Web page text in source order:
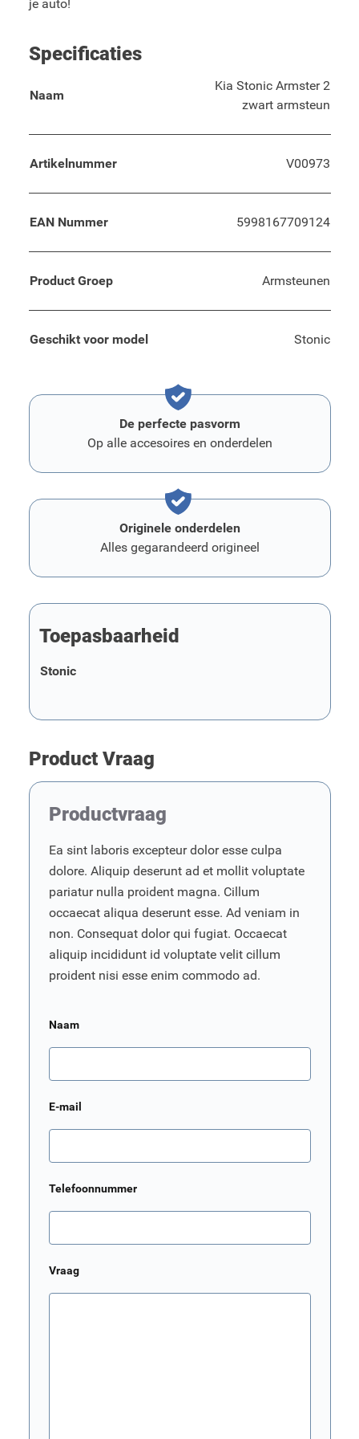
je auto!
Specificaties
Naam
Kia Stonic Armster 2
zwart armsteun
Artikelnummer V00973
EAN Nummer 5998167709124
Product Groep Armsteunen
Geschikt voor model Stonic
De perfecte pasvorm
Op alle accesoires en onderdelen
Originele onderdelen
Alles gegarandeerd origineel
Toepasbaarheid
Stonic
Product Vraag
Productvraag
Ea sint laboris excepteur dolor esse culpa
dolore. Aliquip deserunt ad et mollit voluptate
pariatur nulla proident magna. Cillum
occaecat aliqua deserunt esse. Ad veniam in
non. Consequat dolor qui fugiat. Occaecat
aliquip incididunt id voluptate velit cillum
proident nisi esse enim commodo ad.
Naam
E-mail
Telefoonnummer
Vraag